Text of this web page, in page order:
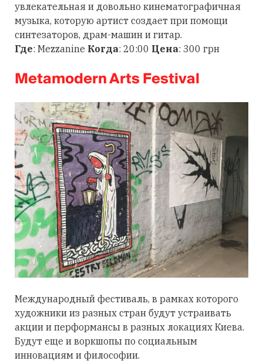
увлекательная и довольно кинематографичная
музыка, которую артист создает при помощи
синтезаторов, драм-машин и гитар.
Где: Mezzanine Когда: 20:00 Цена: 300 грн
Metamodern Arts Festival
Международный фестиваль, в рамках которого
художники из разных стран будут устраивать
акции и перформансы в разных локациях Киева.
Будут еще и воркшопы по социальным
инновациям и философии.